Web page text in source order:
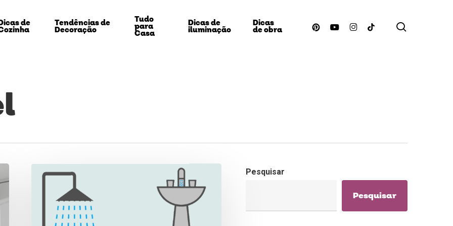
de Tendências de
Decoração
Tudo
para
Casa
Dicas de
iluminação
Dicas
de obra pinterestyoutubeinstagram
tiktok
Água
Pesquisar
Pesquisar